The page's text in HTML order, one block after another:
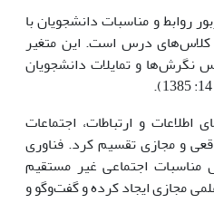
روابط و مناسبات دانشجویان با
کلاس‌‌های درس است. این متغیر
نگرش‌ها و تمایلات دانشجویان
و ارتباطات، اجتماعات
و مجازی تقسیم کرد. فناوری
مناسبات اجتماعی غیر مستقیم
مجازی ایجاد کرده و گفت‌وگو و